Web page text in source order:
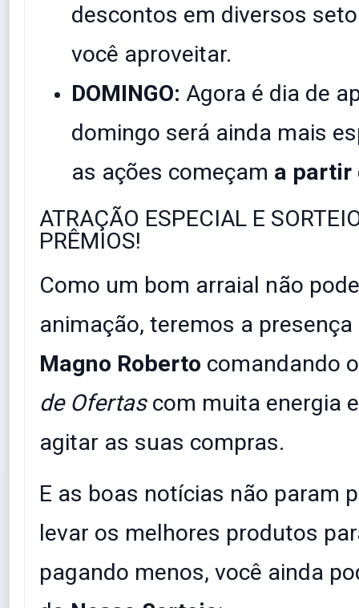
descontos em diversos
você aproveitar.
DOMINGO: Agora é dia de
domingo será ainda mais
as ações começam a partir
​ATRAÇÃO ESPECIAL E
PRÊMIOS!
​Como um bom arraial não
animação, teremos a
Magno Roberto comandando
de Ofertascom muita energia
agitar as suas compras.
​E as boas notícias não param
levar os melhores produtos
pagando menos, você ainda